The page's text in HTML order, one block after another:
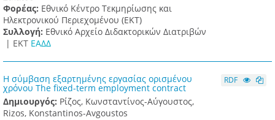
Φορέας: Εθνικό Κέντρο Τεκμηρίωσης και
Ηλεκτρονικού Περιεχομένου (ΕΚΤ)
Συλλογή: Εθνικό Αρχείο Διδακτορικών Διατριβών
| ΕΚΤ ΕΑΔΔ
Η σύμβαση εξαρτημένης εργασίας ορισμένου
χρόνου The fixed-term employment contract
Δημιουργός: Ρίζος, Κωνσταντίνος-Αύγουστος,
Rizos, Konstantinos-Avgoustos
RDF